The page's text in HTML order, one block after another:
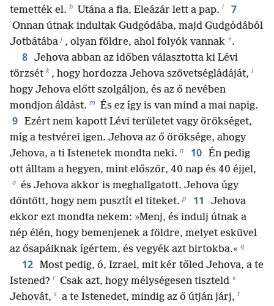
temették el. h Utána a fia, Eleázár lett a pap. i 7
Onnan útnak indultak Gudgódába, majd Gudgódából
Jotbátába j , olyan földre, ahol folyók vannak *.
8 Jehova abban az időben választotta ki Lévi
törzsét k , hogy hordozza Jehova szövetségládáját, l
hogy Jehova előtt szolgáljon, és az ő nevében
mondjon áldást. m És ez így is van mind a mai napig.
9 Ezért nem kapott Lévi területet vagy örökséget,
míg a testvérei igen. Jehova az ő öröksége, ahogy
Jehova, a ti Istenetek mondta neki. n 10 Én pedig
ott álltam a hegyen, mint először, 40 nap és 40 éjjel,
o és Jehova akkor is meghallgatott. Jehova úgy
döntött, hogy nem pusztít el titeket. p 11
Jehova
ekkor ezt mondta nekem: »Menj, és indulj útnak a
nép élén, hogy bemenjenek a földre, melyet esküvel
az ősapáiknak ígértem, és vegyék azt birtokba.« q
12 Most pedig, ó, Izrael, mit kér tőled Jehova, a te
Istened? r Csak azt, hogy mélységesen tiszteld *
Jehovát, s a te Istenedet, mindig az ő útján járj, t